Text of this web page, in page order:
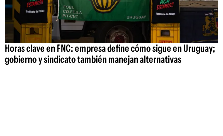
Horas clave en FNC: empresa define cómo sigue en Uruguay;
gobierno y sindicato también manejan alternativas